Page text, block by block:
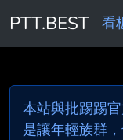
PTT.BEST 看
本站與批踢踢
是讓年輕族群